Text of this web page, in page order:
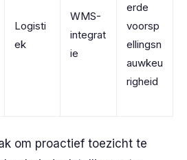
Logisti
ek
WMS-
integrat
ie
erde
voorsp
ellingsn
auwkeu
righeid
om proactief toezicht te